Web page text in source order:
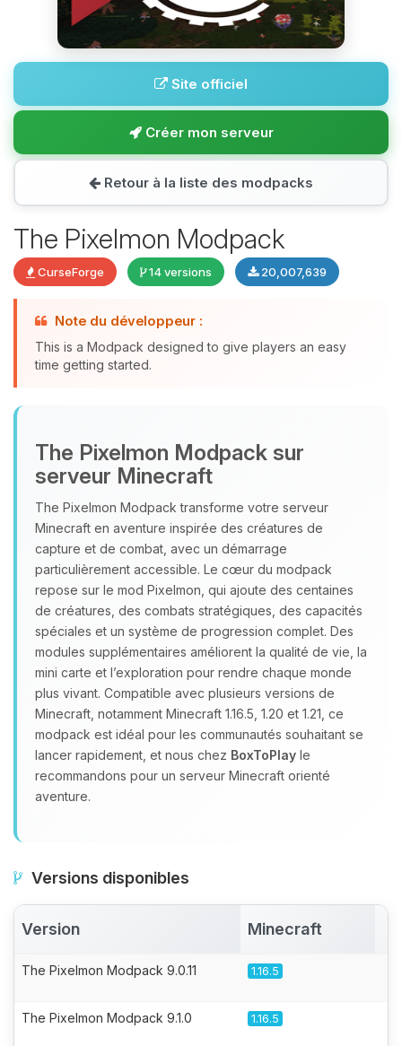
Site officiel
Créer mon serveur
Retour à la liste des modpacks
The Pixelmon Modpack
CurseForge 14 versions 20,007,639
Note du développeur :
This is a Modpack designed to give players an easy
time getting started.
The Pixelmon Modpack sur
serveur Minecraft
The Pixelmon Modpack transforme votre serveur
Minecraft en aventure inspirée des créatures de
capture et de combat, avec un démarrage
particulièrement accessible. Le cœur du modpack
repose sur le mod Pixelmon, qui ajoute des centaines
de créatures, des combats stratégiques, des capacités
spéciales et un système de progression complet. Des
modules supplémentaires améliorent la qualité de vie, la
mini carte et l’exploration pour rendre chaque monde
plus vivant. Compatible avec plusieurs versions de
Minecraft, notamment Minecraft 1.16.5, 1.20 et 1.21, ce
modpack est idéal pour les communautés souhaitant se
lancer rapidement, et nous chez BoxToPlay le
recommandons pour un serveur Minecraft orienté
aventure.
Versions disponibles
Version Minecraft
The Pixelmon Modpack 9.0.11 1.16.5
The Pixelmon Modpack 9.1.0 1.16.5
Youpi, enfin quelqu’un pour me
parler ! Moi c’est Choupy, ton petit
assistant BoxToPlay. Dis-moi ce dont
tu as besoin et je vais remuer mes
petits circuits pour t’aider.
07/08/2026 à 17:31